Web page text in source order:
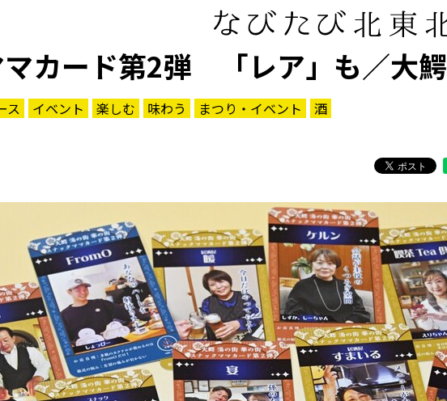
マカード第2弾 「レア」も／大鰐
ス イベント 楽しむ 味わう まつり・イベント 酒